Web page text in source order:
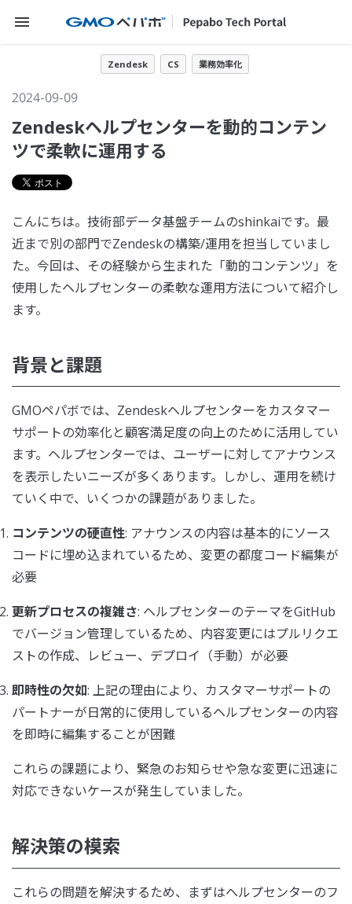
メニューを開く
Zendesk CS 業務効率化
2024-09-09
Zendeskヘルプセンターを動的コンテン
ツで柔軟に運用する
こんにちは。技術部データ基盤チームのshinkaiです。最
近まで別の部門でZendeskの構築/運用を担当していまし
た。今回は、その経験から生まれた「動的コンテンツ」を
使用したヘルプセンターの柔軟な運用方法について紹介し
ます。
背景と課題
GMOペパボでは、Zendeskヘルプセンターをカスタマー
サポートの効率化と顧客満足度の向上のために活用してい
ます。ヘルプセンターでは、ユーザーに対してアナウンス
を表示したいニーズが多くあります。しかし、運用を続け
ていく中で、いくつかの課題がありました。
コンテンツの硬直性: アナウンスの内容は基本的にソース
コードに埋め込まれているため、変更の都度コード編集が
必要
更新プロセスの複雑さ: ヘルプセンターのテーマをGitHub
でバージョン管理しているため、内容変更にはプルリクエ
ストの作成、レビュー、デプロイ（手動）が必要
即時性の欠如: 上記の理由により、カスタマーサポートの
パートナーが日常的に使用しているヘルプセンターの内容
を即時に編集することが困難
これらの課題により、緊急のお知らせや急な変更に迅速に
対応できないケースが発生していました。
解決策の模索
これらの問題を解決するため、まずはヘルプセンターのフ